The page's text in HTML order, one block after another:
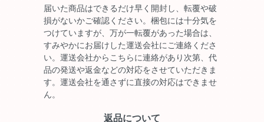
届いた商品はできるだけ早く開封し、転覆や破
損がないかご確認ください。梱包には十分気を
つけていますが、万が一転覆があった場合は、
すみやかにお届けした運送会社にご連絡くださ
い。運送会社からこちらに連絡があり次第、代
品の発送や返金などの対応をさせていただきま
す。運送会社を通さずに直接の対応はできませ
ん。
返品について